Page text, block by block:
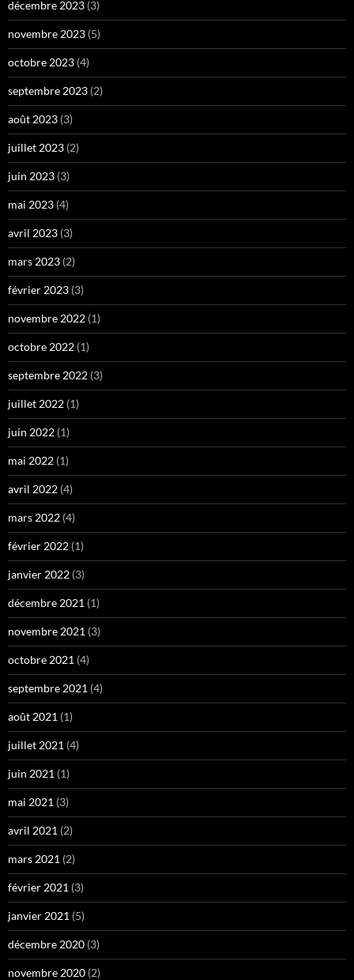
décembre 2023 (3)
novembre 2023 (5)
octobre 2023 (4)
septembre 2023 (2)
août 2023 (3)
juillet 2023 (2)
juin 2023 (3)
mai 2023 (4)
avril 2023 (3)
mars 2023 (2)
février 2023 (3)
novembre 2022 (1)
octobre 2022 (1)
septembre 2022 (3)
juillet 2022 (1)
juin 2022 (1)
mai 2022 (1)
avril 2022 (4)
mars 2022 (4)
février 2022 (1)
janvier 2022 (3)
décembre 2021 (1)
novembre 2021 (3)
octobre 2021 (4)
septembre 2021 (4)
août 2021 (1)
juillet 2021 (4)
juin 2021 (1)
mai 2021 (3)
avril 2021 (2)
mars 2021 (2)
février 2021 (3)
janvier 2021 (5)
décembre 2020 (3)
novembre 2020 (2)